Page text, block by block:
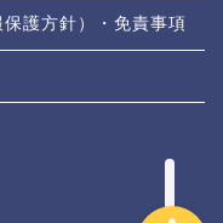
護方針）・免責事項
奈良